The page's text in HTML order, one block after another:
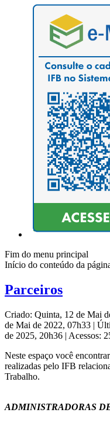
Fim do menu principal
Início do conteúdo da
Parceiros
Criado: Quinta, 12 de Mai
de Mai de 2022, 07h33 |
de 2025, 20h36 | Acessos:
Neste espaço você
realizadas pelo IFB
Trabalho.
ADMINISTRADORAS